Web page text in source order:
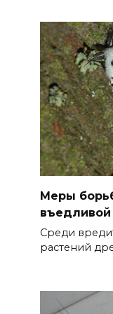
Меры
въедливой
Среди
растений